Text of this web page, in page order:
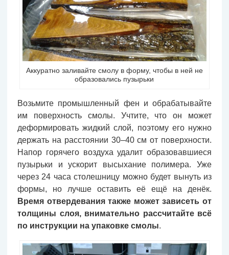
Аккуратно заливайте смолу в форму, чтобы в ней не
образовались пузырьки
Возьмите промышленный фен и обрабатывайте
им поверхность смолы. Учтите, что он может
деформировать жидкий слой, поэтому его нужно
держать на расстоянии 30–40 см от поверхности.
Напор горячего воздуха удалит образовавшиеся
пузырьки и ускорит высыхание полимера. Уже
через 24 часа столешницу можно будет вынуть из
формы, но лучше оставить её ещё на денёк.
Время отвердевания также может зависеть от
толщины слоя, внимательно рассчитайте всё
по инструкции на упаковке смолы.